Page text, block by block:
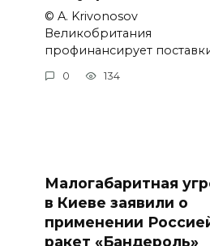
© A. Krivonosov
Великобритания
профинансирует
0 134
Малогабаритная
в Киеве заявили о
применении
ракет «Бандероль»